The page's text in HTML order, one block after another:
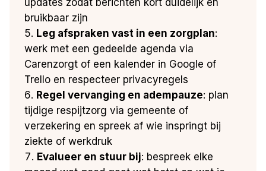
bruikbaar zijn
Leg afspraken vast in een zorgplan:
werk met een gedeelde agenda via
Carenzorgt of een kalender in Google of
Trello en respecteer privacyregels
Regel vervanging en adempauze: plan
tijdige respijtzorg via gemeente of
verzekering en spreek af wie inspringt bij
ziekte of werkdruk
Evalueer en stuur bij: bespreek elke